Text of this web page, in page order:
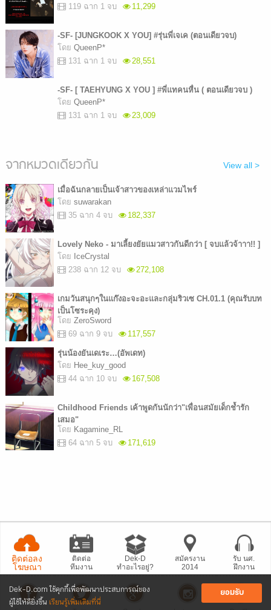
Dek-D.com ใช้คุกกี้เพื่อพัฒนาประสบการณ์ของ
ผู้ใช้ให้ดียิ่งขึ้น เรียนรู้เพิ่มเติมที่นี่
ยอมรับ
119 ฉาก 1 จบ
11,299
-SF- [JUNGKOOK X YOU] #รุ่นพี่เจเค (ตอนเดียวจบ)
โดย QueenP*
131 ฉาก 1 จบ
28,551
-SF- [ TAEHYUNG X YOU ] #พี่แทคนหื่น ( ตอนเดียวจบ )
โดย QueenP*
131 ฉาก 1 จบ
23,009
จากหมวดเดียวกัน View all >
เมื่อฉันกลายเป็นเจ้าสาวของเหล่าแวมไพร์
โดย suwarakan
35 ฉาก 4 จบ
182,337
Lovely Neko - มาเลี้ยงยัยแมวสาวกันดีกว่า [ จบแล้วจ้าาา!! ]
โดย IceCrystal
238 ฉาก 12 จบ
272,108
เกมวันสนุกๆในแก๊งอะจะอะและกลุ่มริวเซ CH.01.1 (คุณรับบท
เป็นโซระคุง)
โดย ZeroSword
69 ฉาก 9 จบ
117,557
รุ่นน้องยันเดเระ…(อัพเดท)
โดย Hee_kuy_good
44 ฉาก 10 จบ
167,508
Childhood Friends เค้าพูดกันนักว่า"เพื่อนสมัยเด็กช้ำรัก
เสมอ"
โดย Kagamine_RL
64 ฉาก 5 จบ
171,619
ติดต่อลง
โฆษณา
ติดต่อ
ทีมงาน
Dek-D
ทำอะไรอยู่?
สมัครงาน
2014
รับ นศ.
ฝึกงาน